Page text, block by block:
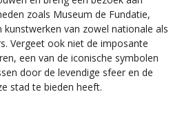
zoals Museum de Fundatie,
van zowel nationale als
Vergeet ook niet de imposante
een van de iconische symbolen
door de levendige sfeer en de
stad te bieden heeft.